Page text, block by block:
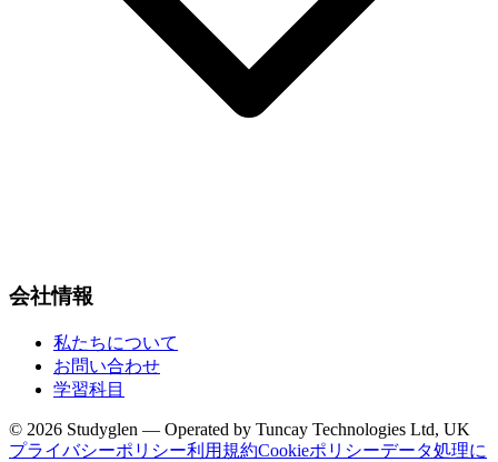
会社情報
私たちについて
お問い合わせ
学習科目
© 2026 Studyglen — Operated by Tuncay Technologies Ltd, UK
プライバシーポリシー利用規約Cookieポリシーデータ処理に